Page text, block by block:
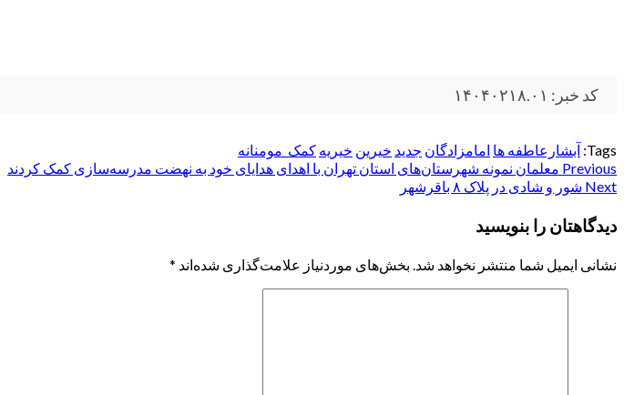
کد خبر: ۱۴۰۴۰۲۱۸.۰۱
Tags: آبشارعاطفه ها امامزادگان جدید خیرین خیریه کمک_مومنانه
Post
navigation
Previous معلمان نمونه شهرستان‌های استان تهران با اهدای هدایای خود به نهضت مدرسه‌سازی کمک کردند
Next شور و شادی در پلاک ۸ باقرشهر
دیدگاهتان را بنویسید
نشانی ایمیل شما منتشر نخواهد شد. بخش‌های موردنیاز علامت‌گذاری شده‌اند *